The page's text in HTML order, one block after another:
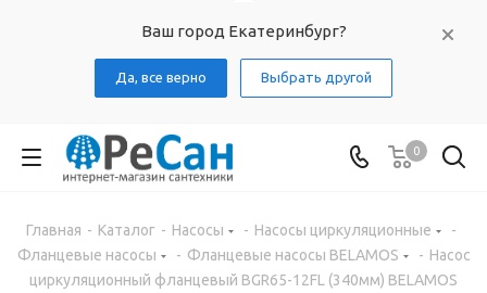
Ваш город Екатеринбург?
Да, все верно Выбрать другой
0
Главная - Каталог - Насосы - Насосы циркуляционные
-
Фланцевые насосы
- Фланцевые насосы BELAMOS - Насос
циркуляционный фланцевый BGR65-12FL (340мм) BELAMOS